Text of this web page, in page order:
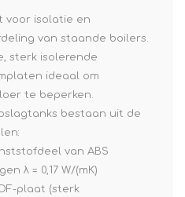
voor isolatie en
van staande boilers.
sterk isolerende
ideaal om
te beperken.
bestaan uit de
van ABS
λ = 0,17 W/(mK)
plaat (sterk